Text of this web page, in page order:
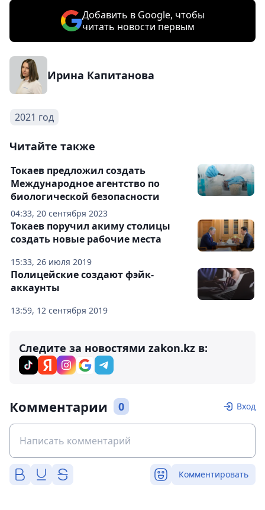
Добавить в Google, чтобы
читать новости первым
Ирина Капитанова
2021 год
Читайте также
04:33, 20 сентября 2023
Токаев предложил создать
Международное агентство по
биологической безопасности
15:33, 26 июля 2019
Токаев поручил акиму столицы
создать новые рабочие места
13:59, 12 сентября 2019
Полицейские создают фэйк-
аккаунты
Следите за новостями zakon.kz в:
Комментарии 0 Вход
Комментировать